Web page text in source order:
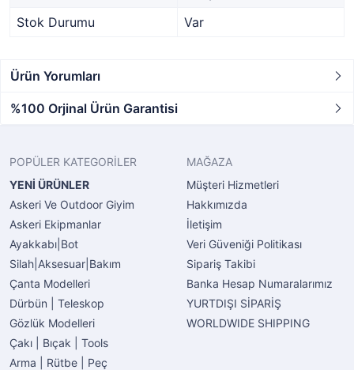
Stok Durumu
Var
Ürün Yorumları
%100 Orjinal Ürün Garantisi
POPÜLER KATEGORİLER
YENİ ÜRÜNLER
Askeri Ve Outdoor Giyim
Askeri Ekipmanlar
Ayakkabı|Bot
Silah|Aksesuar|Bakım
Çanta Modelleri
Dürbün | Teleskop
Gözlük Modelleri
Çakı | Bıçak | Tools
Arma | Rütbe | Peç
MAĞAZA
Müşteri Hizmetleri
Hakkımızda
İletişim
Veri Güveniği Politikası
Sipariş Takibi
Banka Hesap Numaralarımız
YURTDIŞI SİPARİŞ
WORLDWIDE SHIPPING